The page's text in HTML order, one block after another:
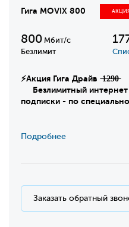
Гига MOVIX 800 АКЦИЯ
800 Мбит/с
Безлимит
⚡Акция Гига Драйв ̶1̶2̶9̶0̶
Безлимитный
подписки - по
Подробнее
Заказать обратный